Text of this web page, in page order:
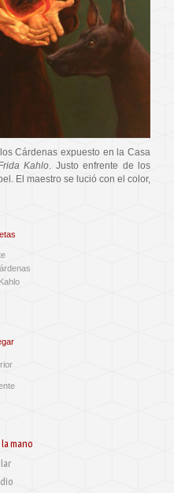
Cárdenas expuesto en la Casa
Kahlo . Justo enfrente de los
El maestro se lució con el color,
mano